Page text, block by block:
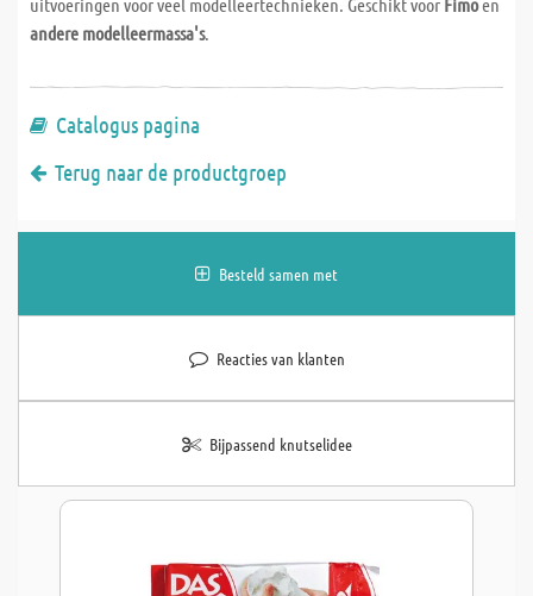
andere modelleermassa's.
Catalogus pagina
Terug naar de productgroep
Besteld samen met
Reacties van klanten
Bijpassend knutselidee